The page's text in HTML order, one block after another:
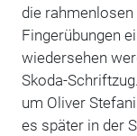
die
Fingerübungen
wiedersehen
Skoda-
um Oliver
es später in der